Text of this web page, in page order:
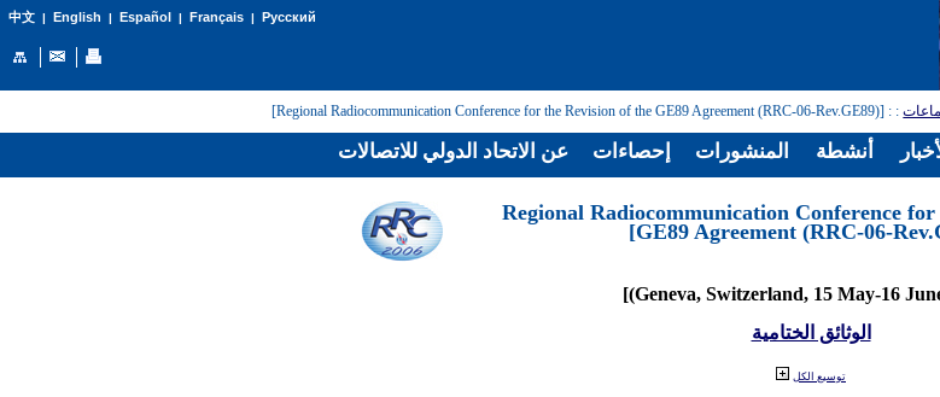
中文| English | Español | Français| Русский
:
: [Regional Radiocommunication Conference for the Revision of the GE89 Agreement (RRC-06-Rev.GE89)]
[Regional Radiocommunication Conference
GE89 Agreement (RRC-06-
الوثائق الختامية
توسيع الكل
عن الاتحاد الدولي للاتصالات إحصاءات المنشورات أنشطة